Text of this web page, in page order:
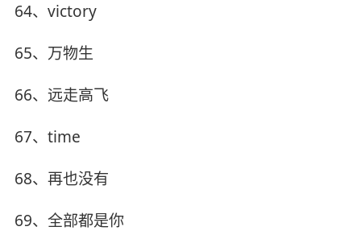
64、victory
65、万物生
66、远走高飞
67、time
68、再也没有
69、全部都是你